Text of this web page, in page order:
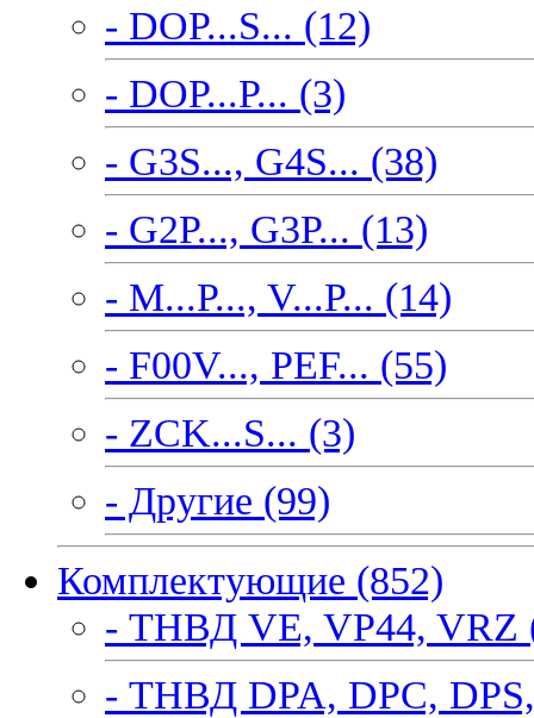
- DOP...S... (12)
- DOP...P... (3)
- G3S..., G4S... (38)
- G2P..., G3P... (13)
- M...P..., V...P... (14)
- F00V..., PEF... (55)
- ZCK...S... (3)
- Другие (99)
Комплектующие (852)
- ТНВД VE, VP44, VRZ
- ТНВД DPA, DPC,